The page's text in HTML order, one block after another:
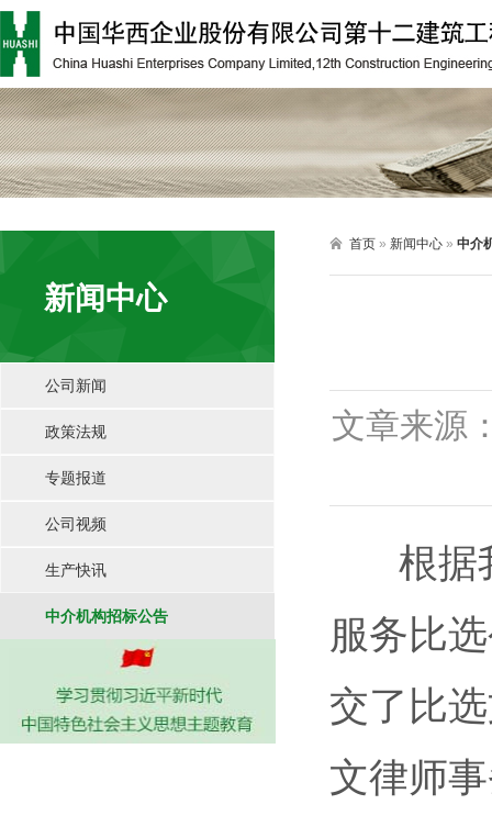
 首页 » 新闻中心 » 中介
文章来源
根据我
服务比
交了比
文律师
新闻中心
公司新闻
政策法规
专题报道
公司视频
生产快讯
中介机构招标公告